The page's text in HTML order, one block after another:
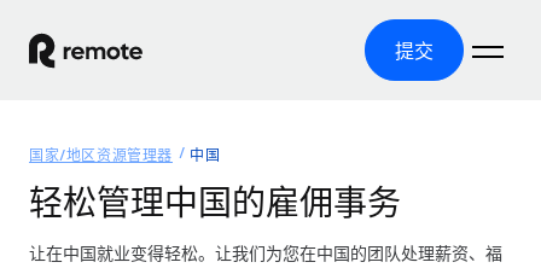
提交
产品
全球招聘
国家/地区资源管理器 中国
轻松管理中国的雇佣事务
让在中国就业变得轻松。让我们为您在中国的团队处理薪资、福